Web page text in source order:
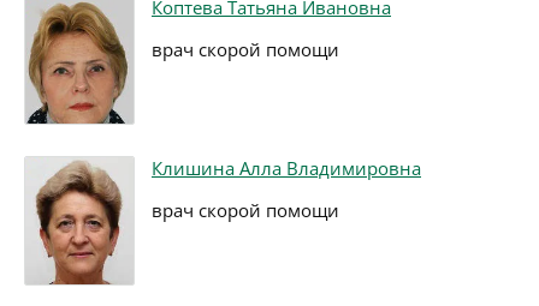
Коптева Татьяна Ивановна
врач скорой помощи
Клишина Алла Владимировна
врач скорой помощи